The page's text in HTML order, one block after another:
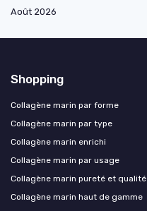
Août 2026
Shopping
Collagène marin par forme
Collagène marin par type
Collagène marin enrichi
Collagène marin par usage
Collagène marin pureté et qualité
Collagène marin haut de gamme